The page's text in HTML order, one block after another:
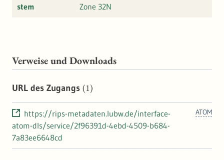
stem
Zone 32N
Verweise und Downloads
URL des Zugangs (1)
ATOM
https://rips-metadaten.lubw.de/interface-
atom-dls/service/2f96391d-4ebd-4509-b684-
7a83ee6648cd